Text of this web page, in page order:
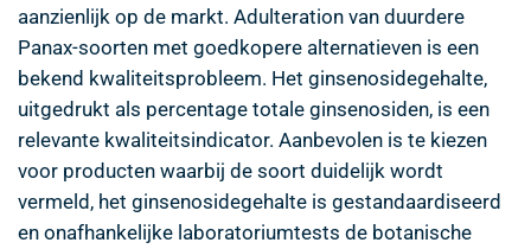
aanzienlijk op de markt. Adulteration van duurdere
Panax-soorten met goedkopere alternatieven is een
bekend kwaliteitsprobleem. Het ginsenosidegehalte,
uitgedrukt als percentage totale ginsenosiden, is een
relevante kwaliteitsindicator. Aanbevolen is te kiezen
voor producten waarbij de soort duidelijk wordt
vermeld, het ginsenosidegehalte is gestandaardiseerd
en onafhankelijke laboratoriumtests de botanische